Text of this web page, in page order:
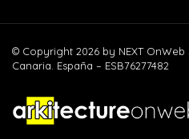
© Copyright 2026 by NEXT OnWeb
Canaria. España – ESB76277482